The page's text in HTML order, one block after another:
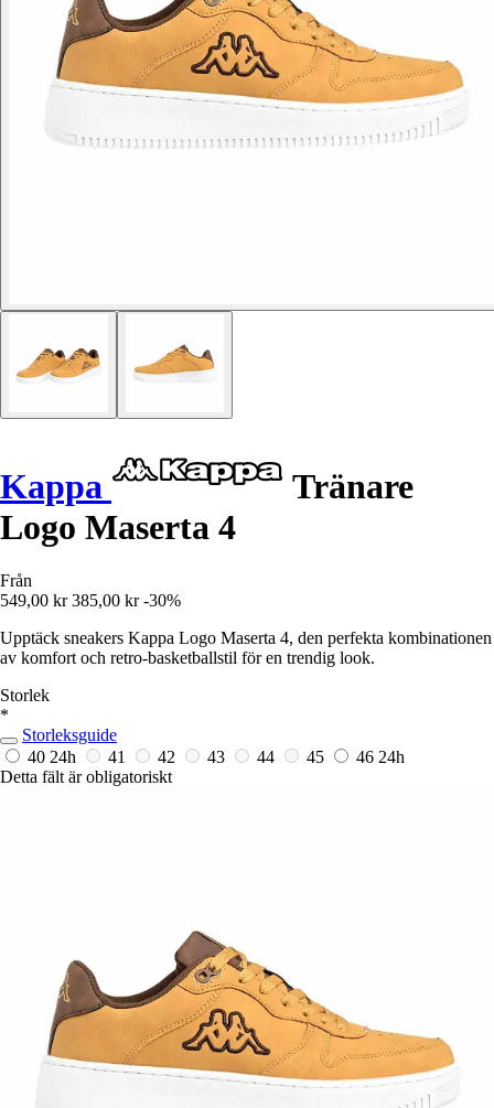
Kappa
Tränare
Logo Maserta 4
Från
549,00 kr 385,00 kr -30%
Upptäck sneakers Kappa Logo Maserta 4, den perfekta kombinationen
av komfort och retro-basketballstil för en trendig look.
Storlek
*
Storleksguide
40 24h 41 42 43 44 45 46 24h
Detta fält är obligatoriskt